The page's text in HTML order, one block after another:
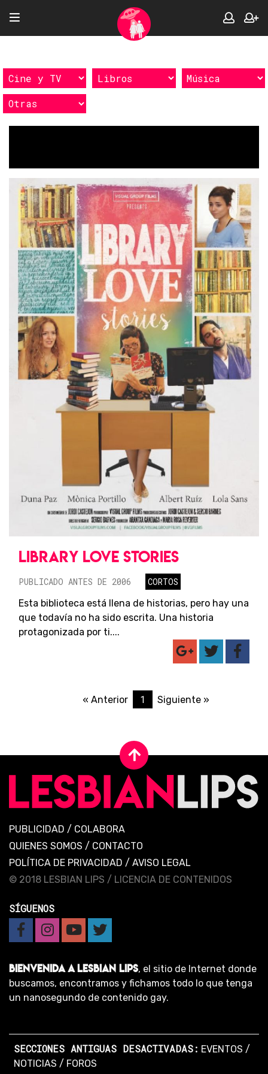
LIBRARY LOVE STORIES
PUBLICADO ANTES DE 2006
CORTOS
Esta biblioteca está llena de historias, pero hay una
que todavía no ha sido escrita. Una historia
protagonizada por ti....
« Anterior 1 Siguiente »
PUBLICIDAD / COLABORA
QUIENES SOMOS / CONTACTO
POLÍTICA DE PRIVACIDAD / AVISO LEGAL
© 2018 LESBIAN LIPS / LICENCIA DE CONTENIDOS
SÍGUENOS
BIENVENIDA A LESBIAN LIPS, el sitio de Internet donde
buscamos, encontramos y fichamos todo lo que tenga
un nanosegundo de contenido gay.
SECCIONES ANTIGUAS DESACTIVADAS: EVENTOS /
NOTICIAS / FOROS